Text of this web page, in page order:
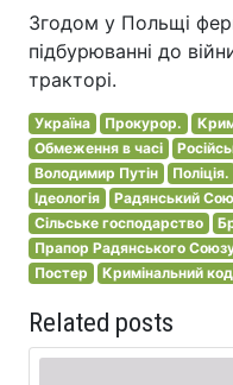
Згодом у Польщі
підбурюванні до
тракторі.
Україна Прокурор.
Обмеження в часі
Володимир Путін
Поліція.
Ідеологія
Радянський
Сільське господарство
Прапор Радянського
Постер
Кримінальний
Related posts